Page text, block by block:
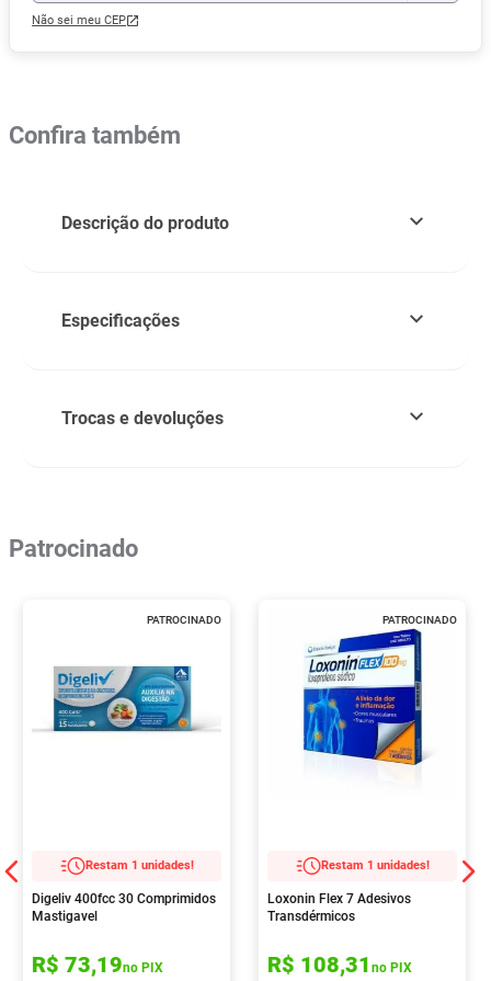
Não sei meu CEP
Confira também
Descrição do produto
Especificações
Trocas e devoluções
Patrocinado
PATROCINADO
Restam 1 unidades!
Digeliv 400fcc 30 Comprimidos
Mastigavel
R$ 73,19no PIX
PATROCINADO
Restam 1 unidades!
Loxonin Flex 7 Adesivos
Transdérmicos
R$ 108,31 no PIX